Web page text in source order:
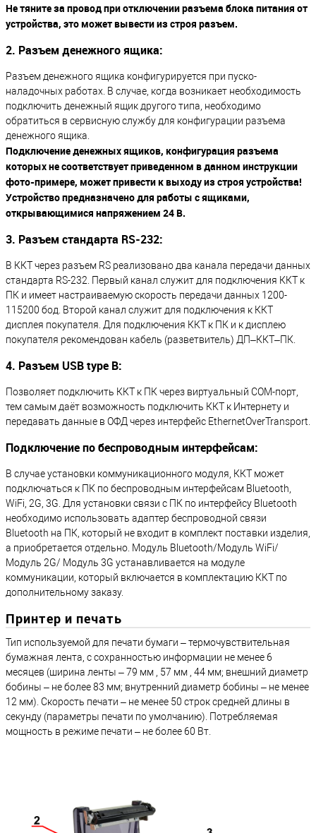
Не тяните за провод при отключении разъема блока питания от
устройства, это может вывести из строя разъем.
2. Разъем денежного ящика:
Разъем денежного ящика конфигурируется при пуско-
наладочных работах. В случае, когда возникает необходимость
подключить денежный ящик другого типа, необходимо
обратиться в сервисную службу для конфигурации разъема
денежного ящика.
Подключение денежных ящиков, конфигурация разъема
которых не соответствует приведенном в данном инструкции
фото-примере, может привести к выходу из строя устройства!
Устройство предназначено для работы с ящиками,
открывающимися напряжением 24 В.
3. Разъем стандарта RS-232:
В ККТ через разъем RS реализовано два канала передачи данных
стандарта RS-232. Первый канал служит для подключения ККТ к
ПК и имеет настраиваемую скорость передачи данных 1200-
115200 бод. Второй канал служит для подключения к ККТ
дисплея покупателя. Для подключения ККТ к ПК и к дисплею
покупателя рекомендован кабель (разветвитель) ДП–ККТ–ПК.
4. Разъем USB type B:
Позволяет подключить ККТ к ПК через виртуальный COM-порт,
тем самым даёт возможность подключить ККТ к Интернету и
передавать данные в ОФД через интерфейс EthernetOverTransport.
Подключение по беспроводным интерфейсам:
В случае установки коммуникационного модуля, ККТ может
подключаться к ПК по беспроводным интерфейсам Bluetooth,
WiFi, 2G, 3G. Для установки связи с ПК по интерфейсу Bluetooth
необходимо использовать адаптер беспроводной связи
Bluetooth на ПК, который не входит в комплект поставки изделия,
а приобретается отдельно. Модуль Bluetooth/Модуль WiFi/
Модуль 2G/ Модуль 3G устанавливается на модуле
коммуникации, который включается в комплектацию ККТ по
дополнительному заказу.
Принтер и печать
Тип используемой для печати бумаги – термочувствительная
бумажная лента, с сохранностью информации не менее 6
месяцев (ширина ленты – 79 мм , 57 мм , 44 мм; внешний диаметр
бобины – не более 83 мм; внутренний диаметр бобины – не менее
12 мм). Скорость печати – не менее 50 строк средней длины в
секунду (параметры печати по умолчанию). Потребляемая
мощность в режиме печати – не более 60 Вт.